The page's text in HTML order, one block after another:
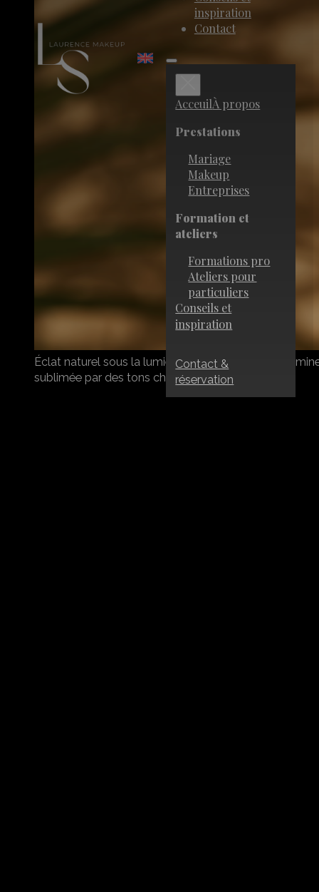
inspiration
Contact
AcceuilÀ propos
Prestations
Mariage
Makeup
Entreprises
Formation et
ateliers
Formations pro
Ateliers pour
particuliers
Conseils et
inspiration
Contact &
réservation
Éclat naturel sous la lumière du soleil. Une peau
sublimée par des tons chauds et dorés.